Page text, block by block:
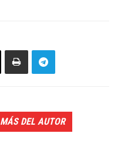
MÁS DEL AUTOR